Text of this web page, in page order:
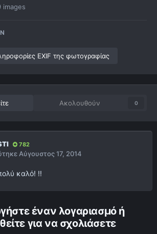
images
EXIF της φωτογραφίας
Ακολουθούν 0
782
Αύγουστος 17, 2014
καλό! !!
έναν λογαριασμό ή
για να σχολιάσετε